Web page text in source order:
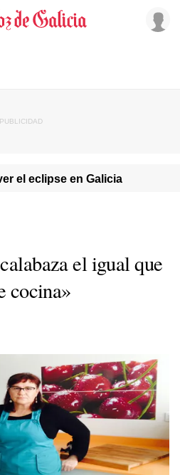
el eclipse en Galicia
el igual que
cocina»